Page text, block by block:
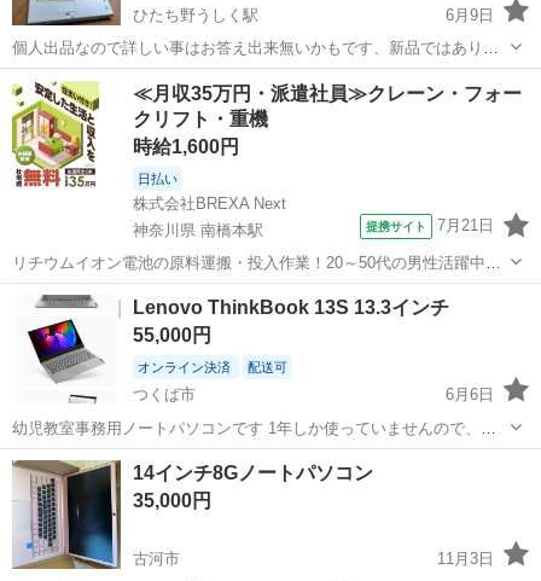
ひたち野うしく駅
6月9日
個人出品なので詳しい事はお答え出来無いかもです、新品ではありま
せん、トラブルを避けるため、受け渡し後の不具合は、善処しますが
保証はありません。 バッテリーは弱くなっています、電源ケーブル
は、付属しません。 ○初期化してある...
茨城 つくば市 ひたち野うしく駅 ノートパソコン
Windows
≪月収35万円・派遣社員≫クレーン・フォー
クリフト・重機
時給1,600円
日払い
株式会社BREXA Next
神奈川県 南橋本駅
提携サイト 7月21日
リチウムイオン電池の原料運搬・投入作業！20～50代の男性活躍中★
ワンルーム寮完備！赴任旅費会社負担！年間休日130日★フォークリフ
ト免許お持ちの方、活躍中！就業先食堂利用可★《神奈川県相模原
市》 人気の工場のお仕事 ◇電...
神奈川 相模原市
Lenovo ThinkBook 13S 13.3インチ
55,000円
オンライン決済 配送可
つくば市
6月6日
幼児教室事務用ノートパソコンです 1年しか使っていませんので、キ
ズなく、綺麗でほぼ新品です。幼児教室はつぶれたため、処分したい
です。 商品説明 ブランド Lenovo OS Windows 10 Professional...
茨城 つくば市 ノートパソコン Lenovo
14インチ8Gノートパソコン
35,000円
古河市
11月3日